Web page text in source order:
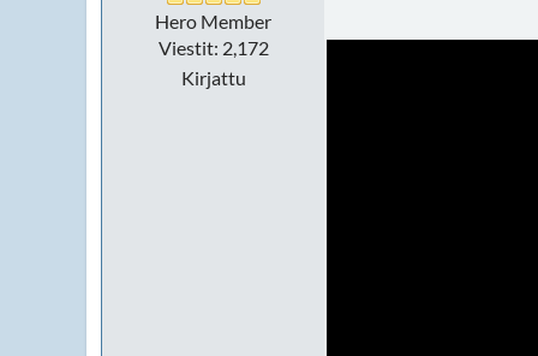
Hero Member
Viestit: 2,172
Kirjattu